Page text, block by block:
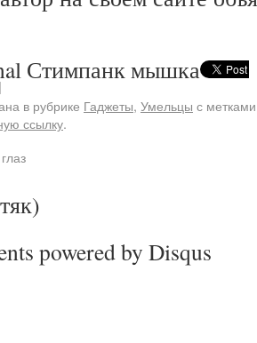
в рубрике Гаджеты, Умельцы с
ссылку.
powered by Disqus